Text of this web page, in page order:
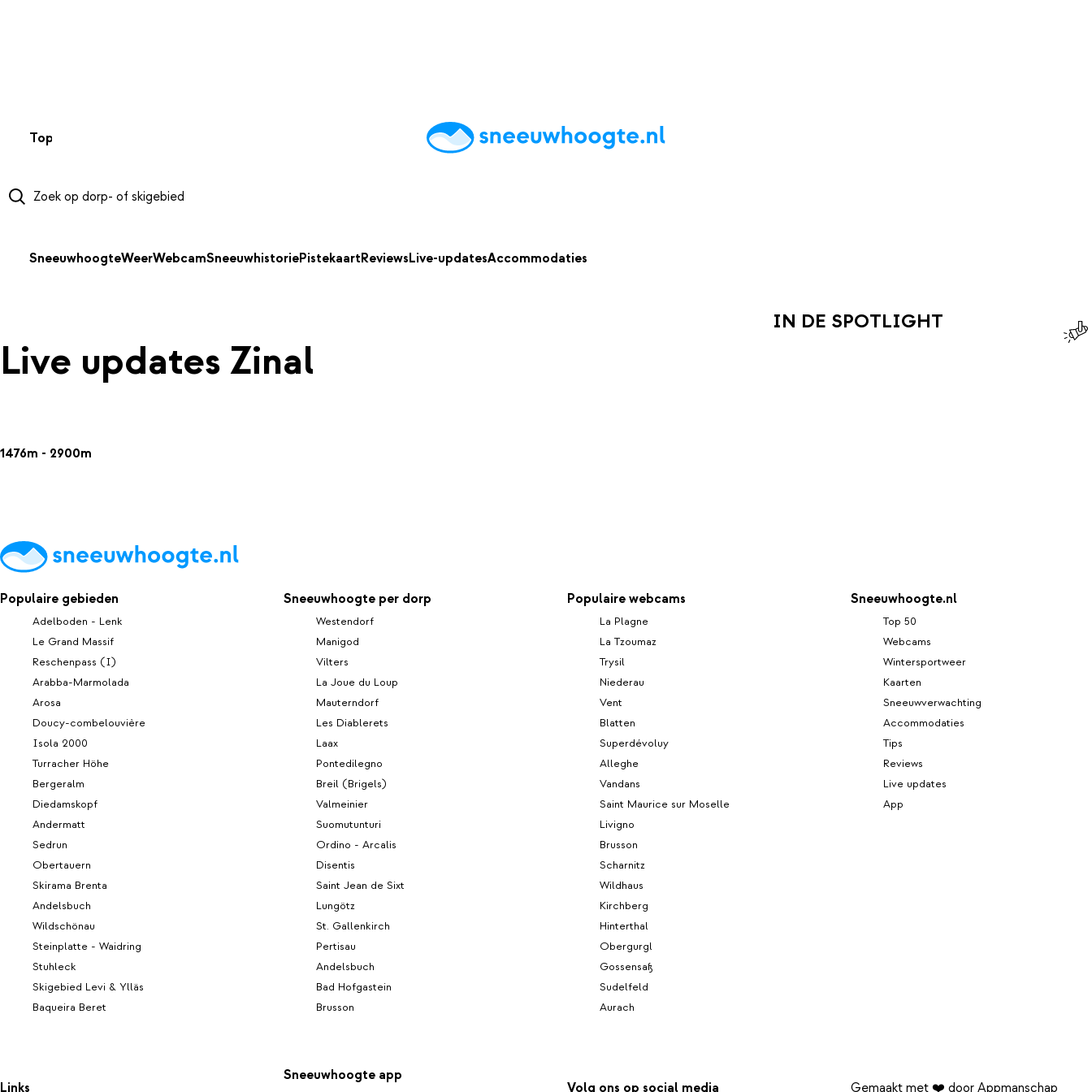
Top 50 AccommodatiesTipsReviewsLive updatesApp
SneeuwhoogteWeerWebcamSneeuwhistoriePistekaartReviewsLive-updatesAccommodaties
Live updates Zinal
1476m - 2900m
IN DE SPOTLIGHT
Populaire gebieden
Adelboden - Lenk
Le Grand Massif
Reschenpass (I)
Arabba-Marmolada
Arosa
Doucy-combelouvière
Isola 2000
Turracher Höhe
Bergeralm
Diedamskopf
Andermatt
Sedrun
Obertauern
Skirama Brenta
Andelsbuch
Wildschönau
Steinplatte - Waidring
Stuhleck
Skigebied Levi & Ylläs
Baqueira Beret
Sneeuwhoogte per dorp
Westendorf
Manigod
Vilters
La Joue du Loup
Mauterndorf
Les Diablerets
Laax
Pontedilegno
Breil (Brigels)
Valmeinier
Suomutunturi
Ordino - Arcalis
Disentis
Saint Jean de Sixt
Lungötz
St. Gallenkirch
Pertisau
Andelsbuch
Bad Hofgastein
Brusson
Populaire webcams
La Plagne
La Tzoumaz
Trysil
Niederau
Vent
Blatten
Superdévoluy
Alleghe
Vandans
Saint Maurice sur Moselle
Livigno
Brusson
Scharnitz
Wildhaus
Kirchberg
Hinterthal
Obergurgl
Gossensaß
Sudelfeld
Aurach
Sneeuwhoogte.nl
Top 50
Webcams
Wintersportweer
Kaarten
Sneeuwverwachting
Accommodaties
Tips
Reviews
Live updates
App
Links
Sneeuwhoogte app
Volg ons op social media Gemaakt met ❤️ door Appmanschap